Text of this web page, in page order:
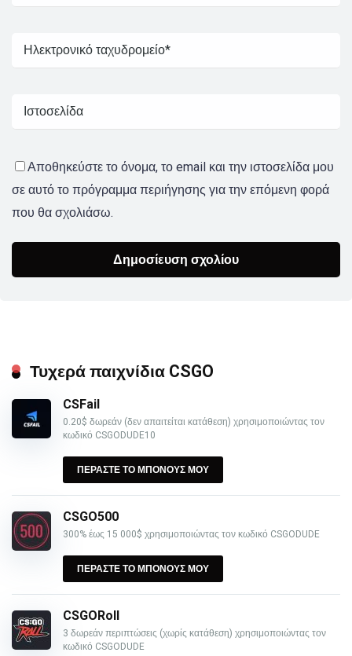
Αποθηκεύστε το όνομα, το email και την ιστοσελίδα μου
σε αυτό το πρόγραμμα περιήγησης για την επόμενη φορά
που θα σχολιάσω.
Τυχερά παιχνίδια CSGO
CSFail
0.20$ δωρεάν (δεν απαιτείται κατάθεση) χρησιμοποιώντας τον
κωδικό CSGODUDE10
ΠΕΡΑΣΤΕ ΤΟ ΜΠΟΝΟΥΣ ΜΟΥ
CSGO500
300% έως 15 000$ χρησιμοποιώντας τον κωδικό CSGODUDE
ΠΕΡΑΣΤΕ ΤΟ ΜΠΟΝΟΥΣ ΜΟΥ
CSGORoll
3 δωρεάν περιπτώσεις (χωρίς κατάθεση) χρησιμοποιώντας τον
κωδικό CSGODUDE